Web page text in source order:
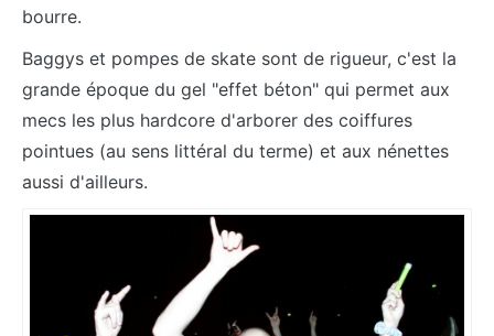
bourre.
Baggys et pompes de skate sont de rigueur, c'est la
grande époque du gel "effet béton" qui permet aux
mecs les plus hardcore d'arborer des coiffures
pointues (au sens littéral du terme) et aux nénettes
aussi d'ailleurs.